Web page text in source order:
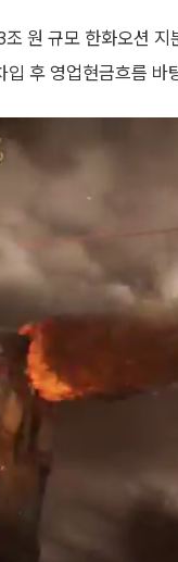
조 원 규모 한화오션
입 후 영업현금흐름 바